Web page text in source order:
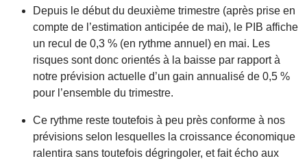
Depuis le début du deuxième trimestre (après prise en
compte de l’estimation anticipée de mai), le PIB affiche
un recul de 0,3 % (en rythme annuel) en mai. Les
risques sont donc orientés à la baisse par rapport à
notre prévision actuelle d’un gain annualisé de 0,5 %
pour l’ensemble du trimestre.
Ce rythme reste toutefois à peu près conforme à nos
prévisions selon lesquelles la croissance économique
ralentira sans toutefois dégringoler, et fait écho aux